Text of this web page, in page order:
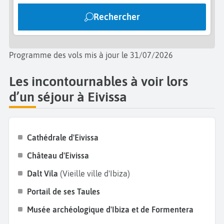
Pour accéder auxremparts de Dalt Vila, il est
nécessaire de passer par lePortal Nou.
pas de vous promener dans les ruelles pittoresques
bars branchés. Terminez vosvacances à Eivissa
une tarte au fromage de lait de brebis.
Rechercher
Programme des vols mis à jour le 31/07/2026
Les incontournables à voir lors
d’un séjour à Eivissa
Cathédrale d'Eivissa
Château d'Eivissa
Dalt Vila (Vieille ville d'Ibiza)
Portail de ses Taules
Musée archéologique d'Ibiza et de Formentera